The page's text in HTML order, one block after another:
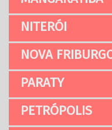
NITERÓI
NOVA
PARATY
PETRÓPOLIS